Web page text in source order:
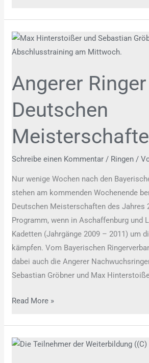
Angerer
Deutschen
Schreibe einen Kommentar / Ringen /
Nur wenige Wochen nach den
stehen am kommenden Wochenende
Deutschen Meisterschaften des Jahres
Programm, wenn in Aschaffenburg und
Kadetten (Jahrgänge 2009 – 2011) um
kämpfen. Vom Bayerischen
dabei auch die Angerer
Sebastian Gröbner und Max
Angerer
Ringer
Deutschen
Meisterschaften
Read More »
DOSB